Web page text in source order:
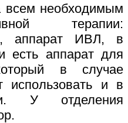
всем необходимым
терапии:
аппарат ИВЛ, в
есть аппарат для
в случае
использовать и в
У отделения